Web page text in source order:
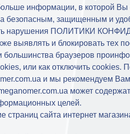
информации, в которой Вы
безопасным, защищенным и
нарушения ПОЛИТИКИ
выявлять и блокировать тех
браузеров
или как отключить cookies.
и мы рекомендуем
может
целей.
страниц сайта интернет